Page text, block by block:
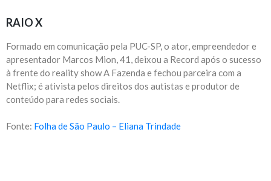
RAIO X
Formado em comunicação pela PUC-SP, o ator, empreendedor e
apresentador Marcos Mion, 41, deixou a Record após o sucesso
à frente do reality show A Fazenda e fechou parceira com a
Netflix; é ativista pelos direitos dos autistas e produtor de
conteúdo para redes sociais.
Fonte: Folha de São Paulo – Eliana Trindade